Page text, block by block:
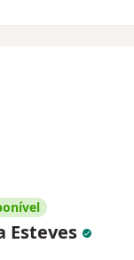
Esteves